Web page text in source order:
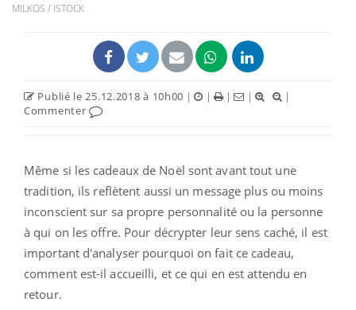
MILKOS / ISTOCK
Publié le 25.12.2018 à 10h00 | | | |
|
Commenter
Même si les cadeaux de Noël sont avant tout une
tradition, ils reflètent aussi un message plus ou moins
inconscient sur sa propre personnalité ou la personne
à qui on les offre. Pour décrypter leur sens caché, il est
important d'analyser pourquoi on fait ce cadeau,
comment est-il accueilli, et ce qui en est attendu en
retour.